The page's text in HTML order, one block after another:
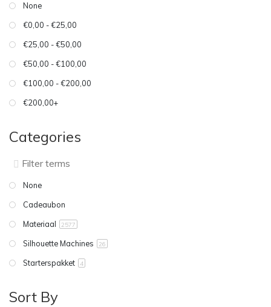
None
€0,00 - €25,00
€25,00 - €50,00
€50,00 - €100,00
€100,00 - €200,00
€200,00+
Categories
None
Cadeaubon
Materiaal
2577
Silhouette Machines 26
Starterspakket 4
Sort By